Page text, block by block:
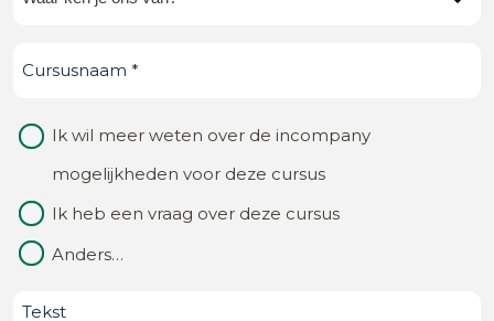
je
van?
(Vereist)
Cursusnaam (Vereist)
Waarom
contact
Ik wil meer weten over de incompany
mogelijkheden voor deze cursus
Ik heb een vraag over deze cursus
Anders…
Bericht